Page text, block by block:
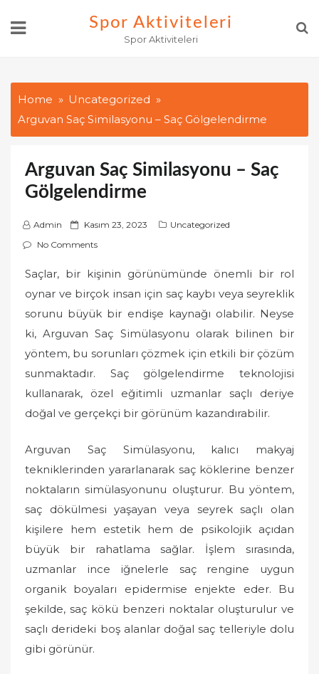
Spor Aktiviteleri
Spor Aktiviteleri
Home
Uncategorized
Arguvan Saç Similasyonu – Saç Gölgelendirme
Arguvan Saç Similasyonu – Saç
Gölgelendirme
Admin
P
o
t
e
d
Kasım 23, 2023
Uncategorized
No Comments
Saçlar, bir kişinin görünümünde önemli bir rol
oynar ve birçok insan için saç kaybı veya seyreklik
sorunu büyük bir endişe kaynağı olabilir. Neyse
ki, Arguvan Saç Simülasyonu olarak bilinen bir
yöntem, bu sorunları çözmek için etkili bir çözüm
sunmaktadır. Saç gölgelendirme teknolojisi
kullanarak, özel eğitimli uzmanlar saçlı deriye
doğal ve gerçekçi bir görünüm kazandırabilir.
Arguvan Saç Simülasyonu, kalıcı makyaj
tekniklerinden yararlanarak saç köklerine benzer
noktaların simülasyonunu oluşturur. Bu yöntem,
saç dökülmesi yaşayan veya seyrek saçlı olan
kişilere hem estetik hem de psikolojik açıdan
büyük bir rahatlama sağlar. İşlem sırasında,
uzmanlar ince iğnelerle saç rengine uygun
organik boyaları epidermise enjekte eder. Bu
şekilde, saç kökü benzeri noktalar oluşturulur ve
saçlı derideki boş alanlar doğal saç telleriyle dolu
gibi görünür.